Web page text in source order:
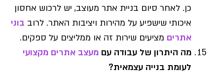
כן. לאחר סיום בניית אתר מעוצב, יש לרכוש אחסון
איכותי שישפיע על מהירות ויציבות האתר. לרוב בוני
אתרים מציעים שירות זה או ממליצים על ספקים.
מה היתרון של עבודה עם מעצב אתרים מקצועי
לעומת בנייה עצמאית?